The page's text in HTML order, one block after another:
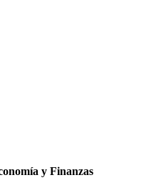
y Finanzas